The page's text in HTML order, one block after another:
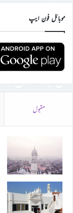
موبائل فون ایپ
مقبول